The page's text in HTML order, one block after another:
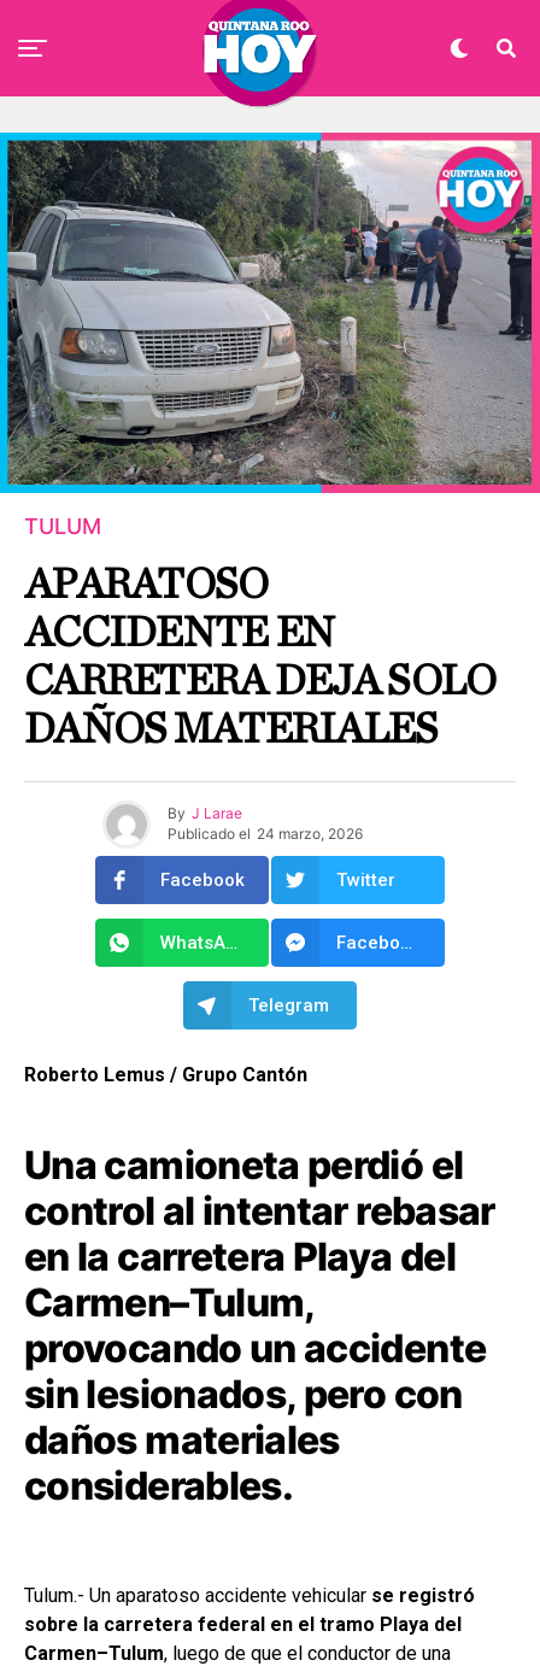
TULUM
APARATOSO
ACCIDENTE EN
CARRETERA DEJA SOLO
DAÑOS MATERIALES
By J Larae
Publicado el 24 marzo, 2026
Facebook Twitter
WhatsApp Facebook Messenger
Telegram
Roberto Lemus / Grupo Cantón
Una camioneta perdió el
control al intentar rebasar
en la carretera Playa del
Carmen–Tulum,
provocando un accidente
sin lesionados, pero con
daños materiales
considerables.
Tulum.- Un aparatoso accidente vehicular se registró
sobre la carretera federal en el tramo Playa del
Carmen–Tulum, luego de que el conductor de una